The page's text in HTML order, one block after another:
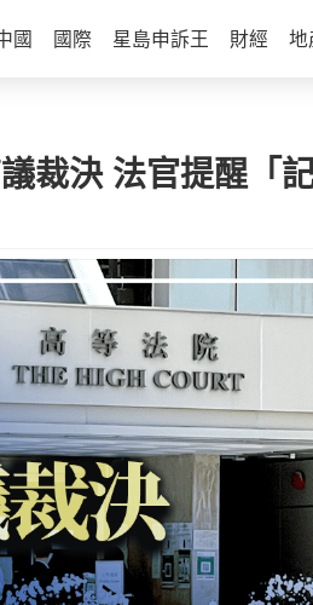
國 國際 星島申訴王 財經 地
裁決 法官提醒「